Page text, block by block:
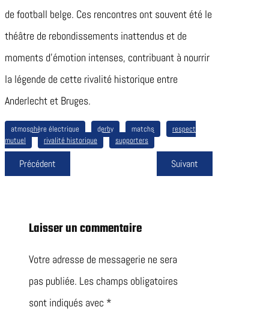
de football belge. Ces rencontres ont souvent été le
théâtre de rebondissements inattendus et de
moments d’émotion intenses, contribuant à nourrir
la légende de cette rivalité historique entre
Anderlecht et Bruges.
atmosphère électrique derby matchs
respect
mutuel
rivalité historique supporters
Précédent Suivant
Laisser un commentaire
Votre adresse de messagerie ne sera
pas publiée. Les champs obligatoires
sont indiqués avec *